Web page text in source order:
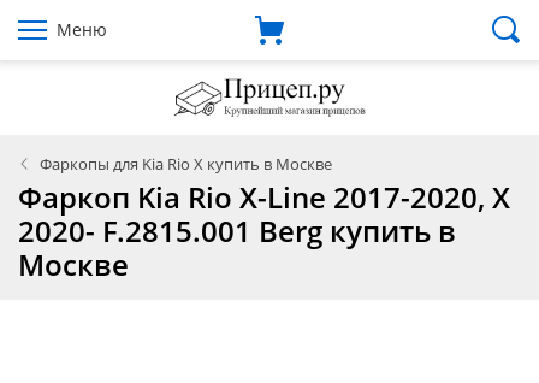
Меню
Фаркопы для Kia Rio X купить в Москве
Фаркоп Kia Rio X-Line 2017-2020, X
2020- F.2815.001 Berg купить в
Москве